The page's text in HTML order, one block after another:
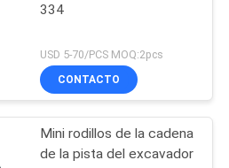
334
USD 5-70/PCS MOQ:2pcs
CONTACTO
Mini rodillos de la cadena
de la pista del excavador